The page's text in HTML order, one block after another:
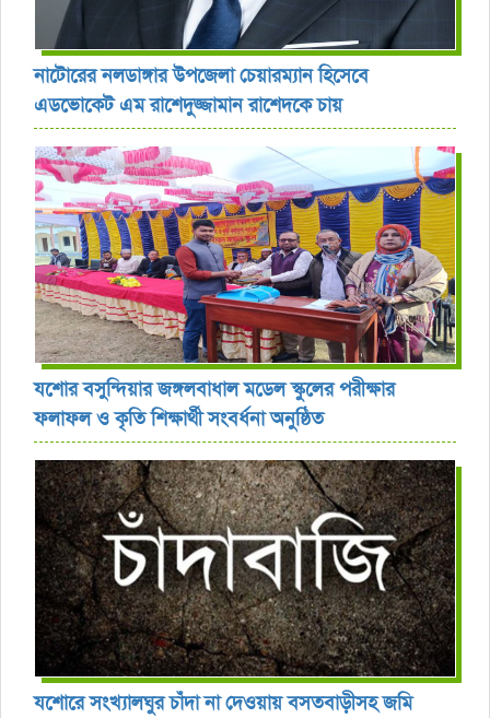
নাটোরের নলডাঙ্গার উপজেলা চেয়ারম্যান হিসেবে
এডভোকেট এম রাশেদুজ্জামান রাশেদকে চায়
যশোর বসুন্দিয়ার জঙ্গলবাধাল মডেল স্কুলের পরীক্ষার
ফলাফল ও কৃতি শিক্ষার্থী সংবর্ধনা অনুষ্ঠিত
যশোরে সংখ্যালঘুর চাঁদা না দেওয়ায় বসতবাড়ীসহ জমি